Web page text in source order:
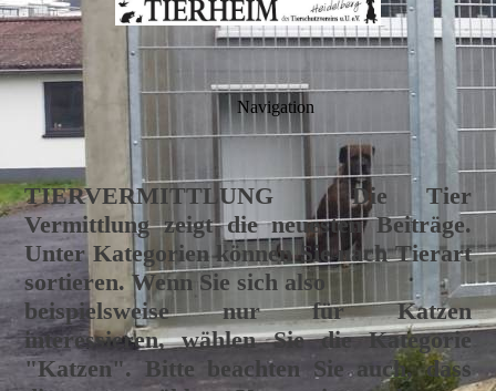
Navigation
TIERVERMITTLUNGDie Tier
Vermittlung zeigt die neuesten Beiträge.
Unter Kategorien können Sie nach Tierart
sortieren. Wenn Sie sich also
beispielsweise nur für Katzen
interessieren, wählen Sie die Kategorie
"Katzen". Bitte beachten Sie auch, dass